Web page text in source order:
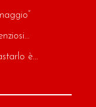
è...